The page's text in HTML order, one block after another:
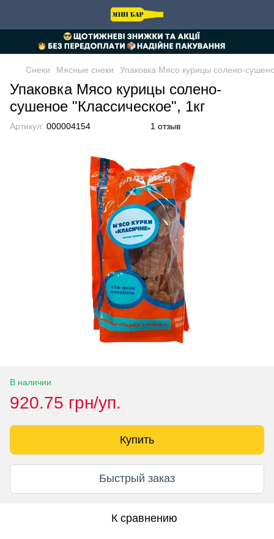
Снеки Мясные снеки Упаковка Мясо курицы солено-
Упаковка Мясо курицы солено-
сушеное "Классическое", 1кг
Артикул: 000004154 1 отзыв
В наличии
920.75 грн/уп.
Купить
Быстрый заказ
К сравнению